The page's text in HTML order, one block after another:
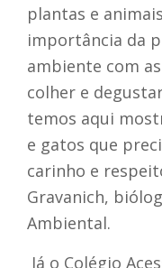
plantas e
importância da
ambiente com
colher e
temos aqui
e gatos que
carinho e
Gravanich,
Ambiental.
Já o Colégio